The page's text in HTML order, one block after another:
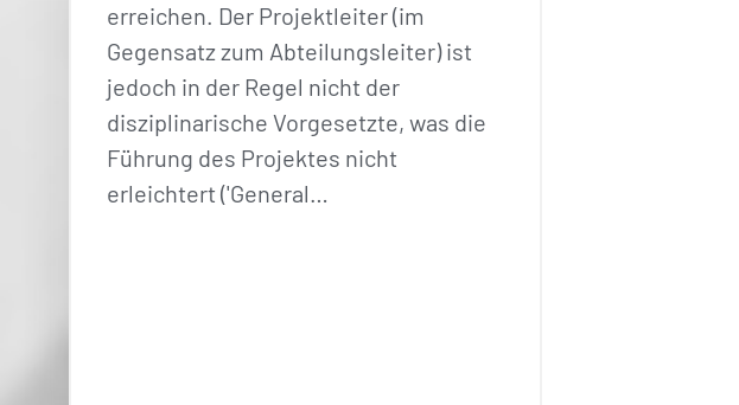
erreichen. Der Projektleiter (im
Gegensatz zum Abteilungsleiter) ist
jedoch in der Regel nicht der
disziplinarische Vorgesetzte, was die
Führung des Projektes nicht
erleichtert ('General…